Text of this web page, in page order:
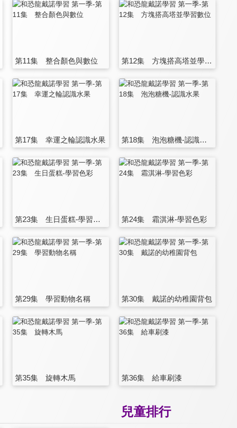
第11集 整合顏色與數位 第12集 方塊搭高塔並學習數位
第17集 幸運之輪認識水果 第18集 泡泡糖機-認識水果
第23集 生日蛋糕-學習色彩 第24集 霜淇淋-學習色彩
第29集 學習動物名稱 第30集 戴諾的幼稚園背包
第35集 旋轉木馬 第36集 給車刷漆
兒童排行